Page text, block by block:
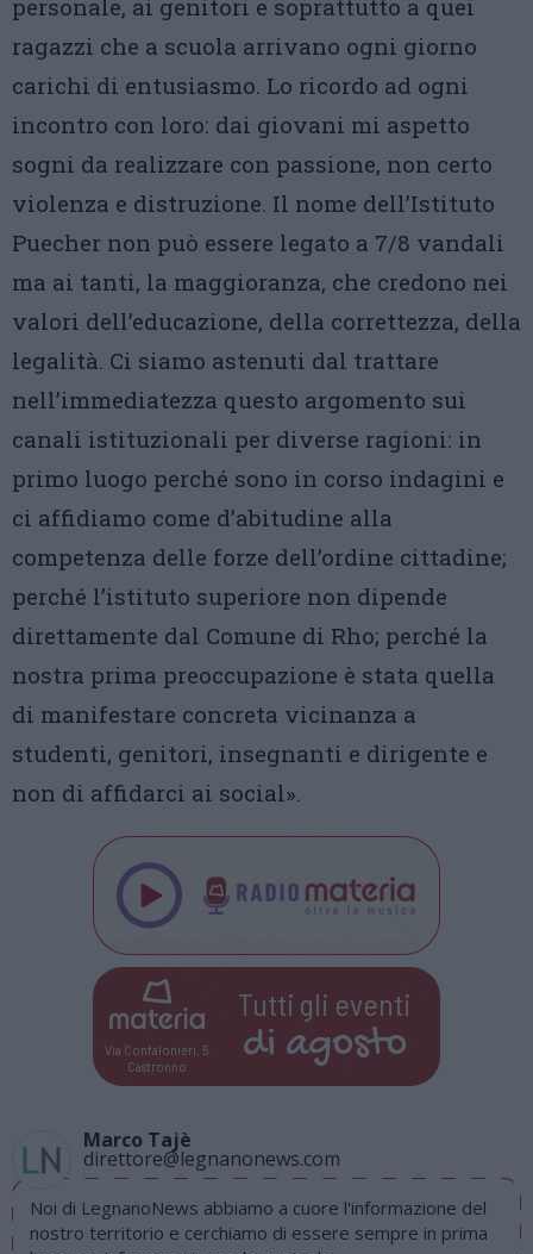
personale, ai genitori e soprattutto a quei
ragazzi che a scuola arrivano ogni giorno
carichi di entusiasmo. Lo ricordo ad ogni
incontro con loro: dai giovani mi aspetto
sogni da realizzare con passione, non certo
violenza e distruzione. Il nome dell’Istituto
Puecher non può essere legato a 7/8 vandali
ma ai tanti, la maggioranza, che credono nei
valori dell’educazione, della correttezza, della
legalità. Ci siamo astenuti dal trattare
nell’immediatezza questo argomento sui
canali istituzionali per diverse ragioni: in
primo luogo perché sono in corso indagini e
ci affidiamo come d’abitudine alla
competenza delle forze dell’ordine cittadine;
perché l’istituto superiore non dipende
direttamente dal Comune di Rho; perché la
nostra prima preoccupazione è stata quella
di manifestare concreta vicinanza a
studenti, genitori, insegnanti e dirigente e
non di affidarci ai social».
Via Confalonieri, 5
Castronno
Tutti gli eventi
di agosto
Marco Tajè
direttore@legnanonews.com
Noi di LegnanoNews abbiamo a cuore l'informazione del
nostro territorio e cerchiamo di essere sempre in prima